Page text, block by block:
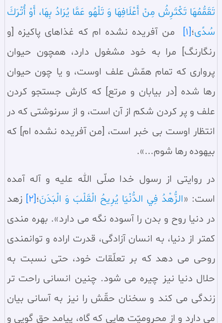
تَقَمُّمُهَا تَكْتَرِشُ مِنْ أَعْلَافِهَا وَ تَلْهُو عَمَّا يُرَادُ بِهَا، أَوْ أُتْرَكَ
سُدًى‏؛[1]
من آفريده نشده ام که غذاهاى پاکيزه [و
رنگارنگ] مرا به خود مشغول دارد، همچون حيوان
پروارى که تمام همّش علف اوست، و يا چون حيوان
رها شده [در بيابان و مرتع] که کارش جستجو کردن
علف و پر کردن شکم از آن است، و از سرنوشتى که در
انتظار اوست بى خبر است، [من آفريده نشده ام] که
بيهوده رها شوم...».
در روايتى از رسول خدا صلّى الله عليه و آله آمده
است: «الزُّهْدُ فِي الدُّنْيَا يُرِيحُ الْقَلْبَ وَ الْبَدَنَ‏؛[2] زهد
در دنيا روح و بدن را آسوده نگه مى دارد». بهره مندى
كمتر از دنيا، به انسان آزادگى، قدرت اراده و توانمندى
روحى مى دهد كه بر تعلّقات خود، حتى نسبت به
حلال دنيا نيز چيره مى شود. چنين انسانى راحت تر
زندگى مى كند و سخنان حقّش را نيز به آسانى بيان
مى دارد و از محروميّت هايى كه گاه، پيامد حق گويى و